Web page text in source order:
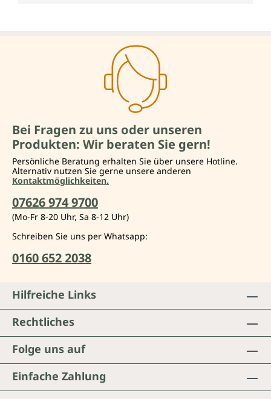
Bei Fragen zu uns oder unseren
Produkten: Wir beraten Sie gern!
Persönliche Beratung erhalten Sie über unsere Hotline.
Alternativ nutzen Sie gerne unsere anderen
Kontaktmöglichkeiten.
07626 974 9700
(Mo-Fr 8-20 Uhr, Sa 8-12 Uhr)
Schreiben Sie uns per Whatsapp:
0160 652 2038
Folge uns auf
Einfache Zahlung
Hilfreiche Links
Rechtliches